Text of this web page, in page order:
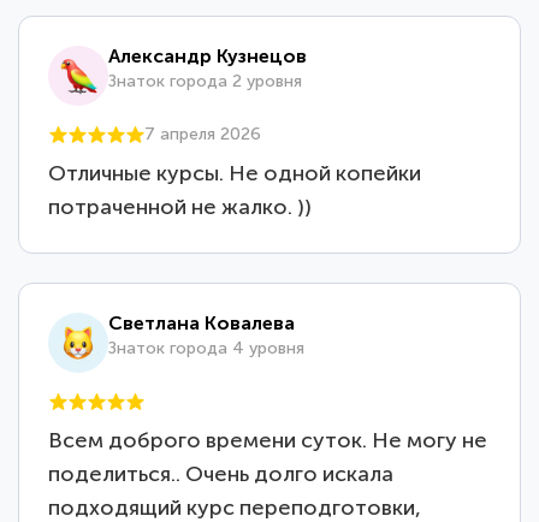
Александр Кузнецов
Знаток города 2 уровня
7 апреля 2026
Отличные курсы. Не одной копейки
потраченной не жалко. ))
Светлана Ковалева
Знаток города 4 уровня
Всем доброго времени суток. Не могу не
поделиться.. Очень долго искала
подходящий курс переподготовки,